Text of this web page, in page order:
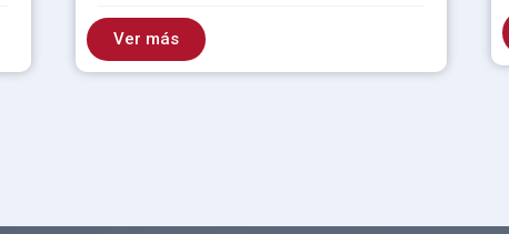
Ver más